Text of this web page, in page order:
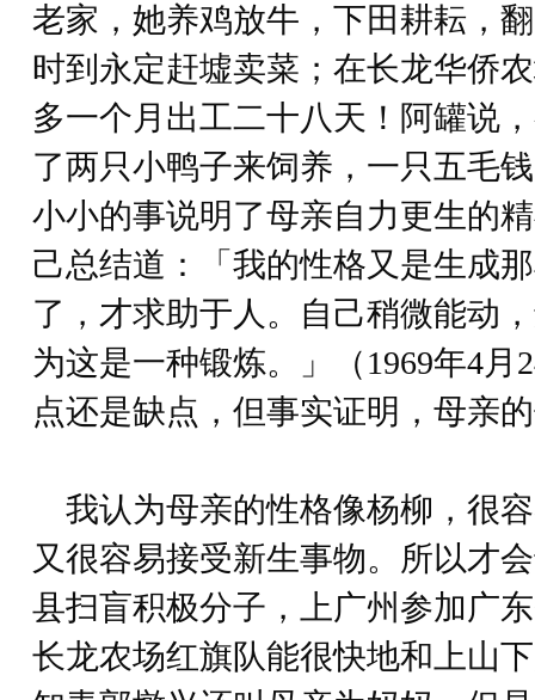
老家，她养鸡放牛，下田耕耘，
时到永定赶墟卖菜；在长龙华侨
多一个月出工二十八天！阿罐说
了两只小鸭子来饲养，一只五毛
小小的事说明了母亲自力更生的
己总结道：「我的性格又是生成
了，才求助于人。自己稍微能动
为这是一种锻炼。」（1969年4月
点还是缺点，但事实证明，母亲
我认为母亲的性格像杨柳，很
又很容易接受新生事物。所以才
县扫盲积极分子，上广州参加广
长龙农场红旗队能很快地和上山